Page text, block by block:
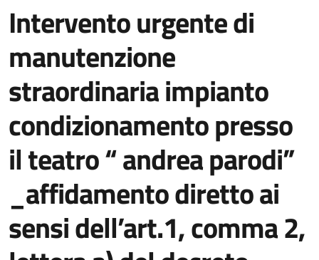
Intervento urgente di
manutenzione
straordinaria impianto
condizionamento presso
il teatro “ andrea parodi”
_affidamento diretto ai
sensi dell’art.1, comma 2,